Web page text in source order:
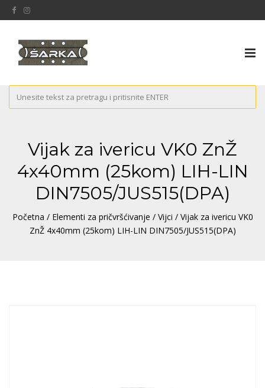
Vijak za ivericu VK0 ZnŽ
4x40mm (25kom) LIH-LIN
DIN7505/JUS515(DPA)
Početna / Elementi za pričvršćivanje / Vijci / Vijak za ivericu VK0
ZnŽ 4x40mm (25kom) LIH-LIN DIN7505/JUS515(DPA)